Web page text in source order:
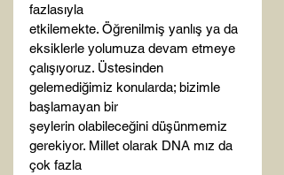
fazlasıyla
etkilemekte. Öğrenilmiş yanlış ya da
eksiklerle yolumuza devam etmeye
çalışıyoruz. Üstesinden
gelemediğimiz konularda; bizimle
başlamayan bir
şeylerin olabileceğini düşünmemiz
gerekiyor. Millet olarak DNA mız da
çok fazla